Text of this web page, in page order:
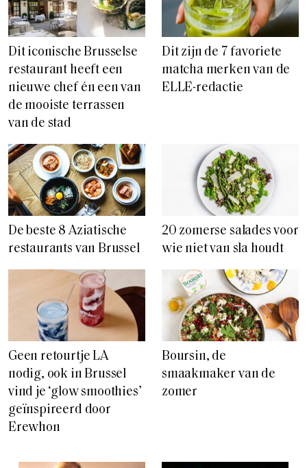
Dit iconische Brusselse
restaurant heeft een
nieuwe chef én een van
de mooiste terrassen
van de stad
Dit zijn de 7 favoriete
matcha merken van de
ELLE-redactie
De beste 8 Aziatische
restaurants van Brussel
20 zomerse salades voor
wie niet van sla houdt
Geen retourtje LA
nodig, ook in Brussel
vind je ‘glow smoothies’
geïnspireerd door
Erewhon
Boursin, de
smaakmaker van de
zomer